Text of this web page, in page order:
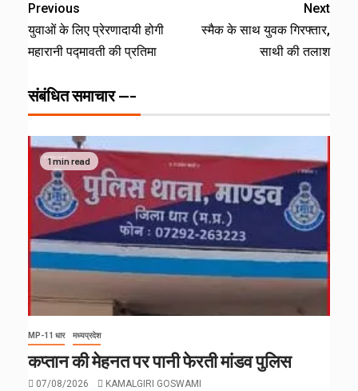
Previous
युवाओं के लिए प्रेरणादायी होगी
महारानी पद्मावती की प्रतिमा
Next
स्मैक के साथ युवक गिरफ्तार,
साथी की तलाश
संबंधित समाचार ---
1 min read
MP-11 धार मध्यप्रदेश
कप्तान की मेहनत पर पानी फेरती मांडव पुलिस
07/08/2026 KAMALGIRI GOSWAMI